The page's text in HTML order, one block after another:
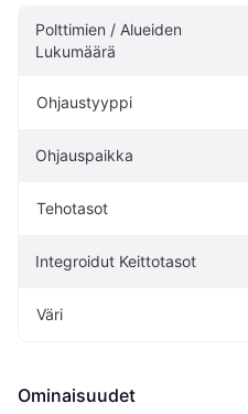
Polttimien / Alueiden
Lukumäärä
Ohjaustyyppi
Ohjauspaikka
Tehotasot
Integroidut Keittotasot
Väri
Ominaisuudet